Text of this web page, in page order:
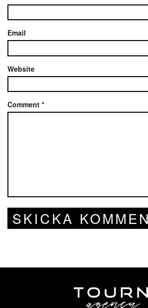
Email
Website
Comment *
SKICKA